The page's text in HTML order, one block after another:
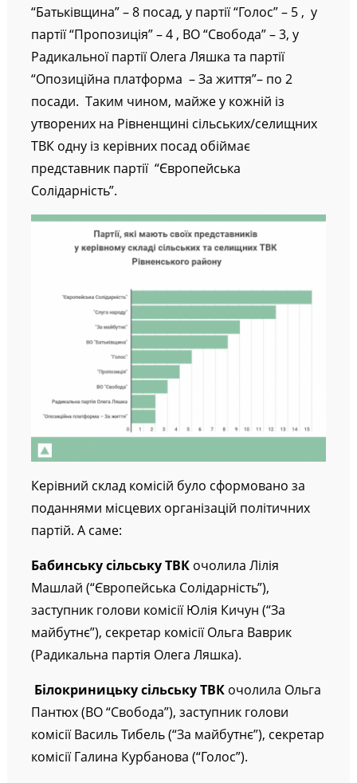
позиції “За майбутнє” – 9 членів комісії. У ВО
“Батьківщина” – 8 посад, у партії “Голос” – 5 , у
партії “Пропозиція” – 4 , ВО “Свобода” – 3, у
Радикальної партії Олега Ляшка та партії
“Опозиційна платформа – За життя”– по 2
посади. Таким чином, майже у кожній із
утворених на Рівненщині сільських/селищних
ТВК одну із керівних посад обіймає
представник партії “Європейська
Керівний склад комісій було сформовано за
поданнями місцевих організацій політичних
Бабинськусільську ТВКочолила Лілія
Машлай (“Європейська Солідарність”),
заступник голови комісії Юлія Кичун (“За
майбутнє”), секретар комісії Ольга Ваврик
Білокриницькусільську ТВКочолила Ольга
Пантюх (ВО “Свобода”), заступник голови
комісії Василь Тибель (“За майбутнє”), секретар